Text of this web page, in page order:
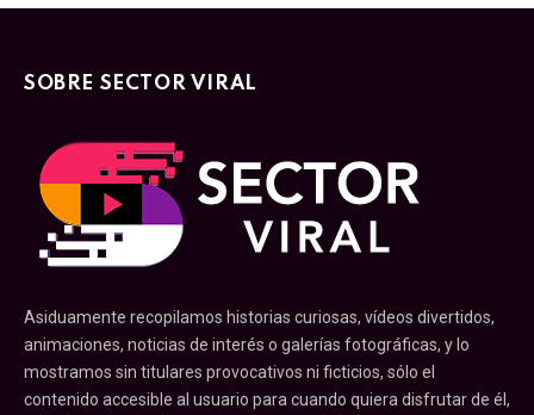
SOBRE SECTOR VIRAL
Asiduamente recopilamos historias curiosas, vídeos divertidos,
animaciones, noticias de interés o galerías fotográficas, y lo
mostramos sin titulares provocativos ni ficticios, sólo el
contenido accesible al usuario para cuando quiera disfrutar de él,